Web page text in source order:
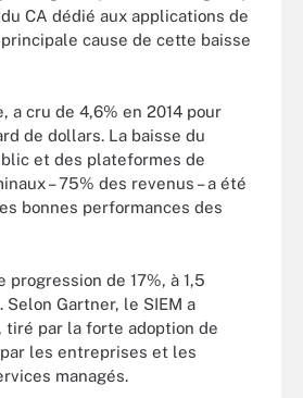
CA dédié aux applications de
cause de cette baisse
a cru de 4,6% en 2014 pour
de dollars. La baisse du
et des plateformes de
– 75% des revenus – a été
bonnes performances des
progression de 17%, à 1,5
Gartner, le SIEM a
tiré par la forte adoption de
les entreprises et les
managés.